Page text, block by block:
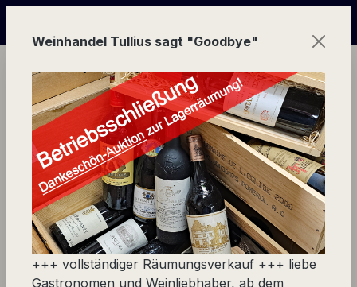
Stückfass
Remstal (Württemberg)
Jens Zimmerle
Jens Zimmerle
Weinhandel Tullius sagt "Goodbye"
+++ vollständiger Räumungsverkauf +++ liebe
Gastronomen und Weinliebhaber, ab dem